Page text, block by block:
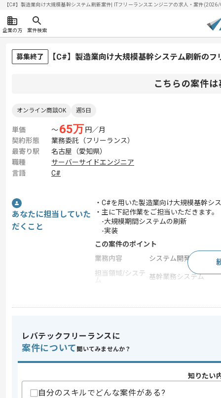
【C#】製造業向け大規模基幹システム刷新案件| ITフリーランスエンジニアの求人・案件
企業の方 案件検索
募集終了 【C#】製造業向け大規模基幹システム刷新の
こちらの案件
オンライン商談OK 週5日
単価 〜65万 円／月
契約形態
業務委託（フリーランス）
最寄り駅
名古屋（愛知県）
職種
サーバーサイドエンジニア
言語
C#
あなたに担当していた
だくこと
・C#を用いた製造業向け大規模基幹シ
・主に下記作業をご担当いただきます。
-大規模期間システムの刷新
-実装
この案件のポイント
業務内容
システム開発 , 受託開
担当領域/システ 基幹業務システム
スキル
求めるスキル
・Webアプリ開発経験(3年以上)
レバテックフリーランスに
案件について 聞いてみませんか？
知りたい
自分のスキルでどんな案件がある?